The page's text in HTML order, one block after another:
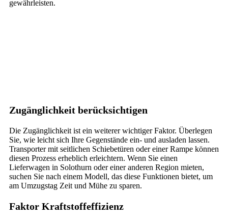
gewährleisten.
Zugänglichkeit berücksichtigen
Die Zugänglichkeit ist ein weiterer wichtiger Faktor. Überlegen
Sie, wie leicht sich Ihre Gegenstände ein- und ausladen lassen.
Transporter mit seitlichen Schiebetüren oder einer Rampe können
diesen Prozess erheblich erleichtern. Wenn Sie einen
Lieferwagen in Solothurn oder einer anderen Region mieten,
suchen Sie nach einem Modell, das diese Funktionen bietet, um
am Umzugstag Zeit und Mühe zu sparen.
Faktor Kraftstoffeffizienz